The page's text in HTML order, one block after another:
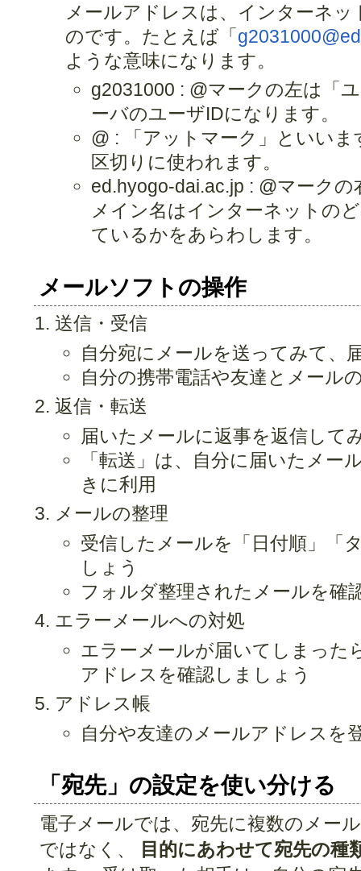
メールアドレスは、インターネ
のです。たとえば「
ような意味になります。
g2031000 : @マークの左は「
ーバのユーザIDになります。
@ : 「アットマーク」といい
区切りに使われます。
ed.hyogo-dai.ac.jp : @マーク
メイン名はインターネットの
ているかをあらわします。
メールソフトの操作
送信・受信
自分宛にメールを送ってみて、
自分の携帯電話や友達とメール
返信・転送
届いたメールに返事を返信して
「転送」は、自分に届いたメー
きに利用
メールの整理
受信したメールを「日付順」「
しょう
フォルダ整理されたメールを確
エラーメールへの対処
エラーメールが届いてしまった
アドレスを確認しましょう
アドレス帳
自分や友達のメールアドレスを
「宛先」の設定を使い分ける
電子メールでは、宛先に複数のメー
ではなく、
目的にあわせて宛先の種